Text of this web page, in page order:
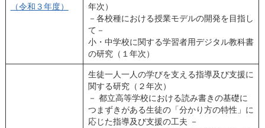
（令和３年度）
年次）
－各校種における授業モデルの開発を目指し
て－
小・中学校に関する学習者用デジタル教科書
の研究（１年次）
生徒一人一人の学びを支える指導及び支援に
関する研究（２年次）
－ 都立高等学校における読み書きの基礎に
つまずきがある生徒の「分かり方の特性」に
応じた指導及び支援の工夫 －